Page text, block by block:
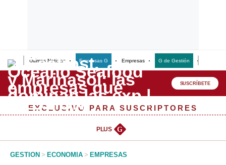
Últimas Noticias Empresas G Empresas G de Gestión
Lo último
Peru Quiosco
Management & Empleo
SUSCRÍBETE
EXCLUSIVO PARA SUSCRIPTORES
PLUS G
GESTION > ECONOMIA > EMPRESAS